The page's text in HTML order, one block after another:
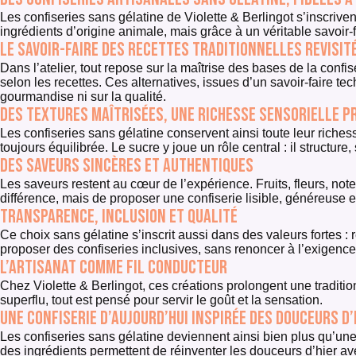
Les confiseries sans gélatine de Violette & Berlingot
ingrédients d’origine animale, mais grâce à un véritable
Le savoir-faire des recettes traditionnelles
Dans l’atelier, tout repose sur la maîtrise des bases de la
selon les recettes. Ces alternatives, issues d’un savoir-faire
gourmandise ni sur la qualité.
Des textures maîtrisées, une richesse sensorielle
Les confiseries sans gélatine conservent ainsi toute leur
toujours équilibrée. Le sucre y joue un rôle central : il
Des saveurs sincères et authentiques
Les saveurs restent au cœur de l’expérience. Fruits, fleurs,
différence, mais de proposer une confiserie lisible, généreuse
Transparence, inclusion et qualité
Ce choix sans gélatine s’inscrit aussi dans des valeurs fortes
proposer des confiseries inclusives, sans renoncer à
L’artisanat comme fil conducteur
Chez Violette & Berlingot, ces créations prolongent une
superflu, tout est pensé pour servir le goût et la sensation.
Une confiserie d’aujourd’hui inspirée des douceurs
Les confiseries sans gélatine deviennent ainsi bien plus
des ingrédients permettent de réinventer les douceurs d’hier